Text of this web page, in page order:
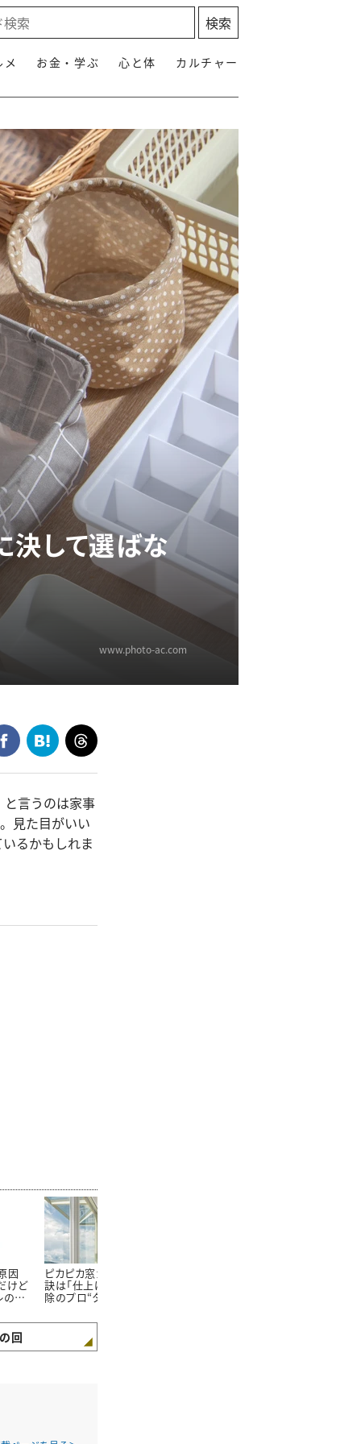
お金・学ぶ 心と体 カルチャー
して選ばな
www.photo-ac.com
言うのは家事
見た目がいい
るかもしれま
因
けど
の掃
ピカピカ窓ガラスの秘
訣は「仕上げ磨き」。掃
除のプロ“タスカジ流か
回